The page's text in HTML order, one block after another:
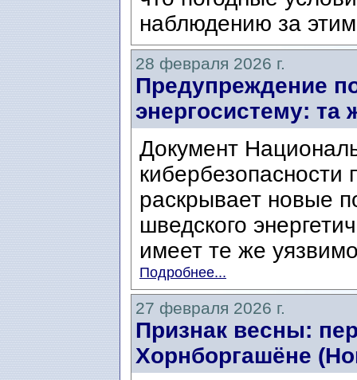
наблюдению за
28 февраля 2026 г.
Предупреждение
энергосистему: та
Документ
раскрывает новые
шведского
имеет те же
Подробнее...
27 февраля 2026 г.
Признак весны:
Хорнборгашёне